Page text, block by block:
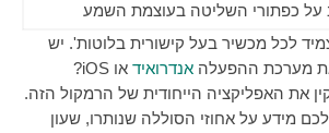
על כפתורי השליטה בעוצמת השמע
לכל מכשיר בעל קישורית בלוטות'. יש
מערכת ההפעלה אנדרואיד או iOS
?
את האפליקציה הייחודית של הרמקול הזה.
מידע על אחוזי הסוללה שנותרו, שעון